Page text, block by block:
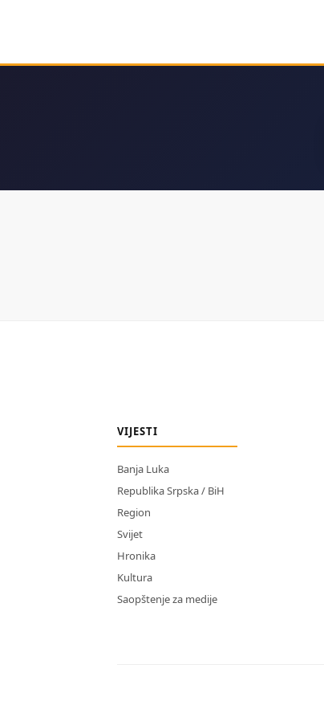
VIJESTI
Banja Luka
Republika Srpska / BiH
Region
Svijet
Hronika
Kultura
Saopštenje za medije